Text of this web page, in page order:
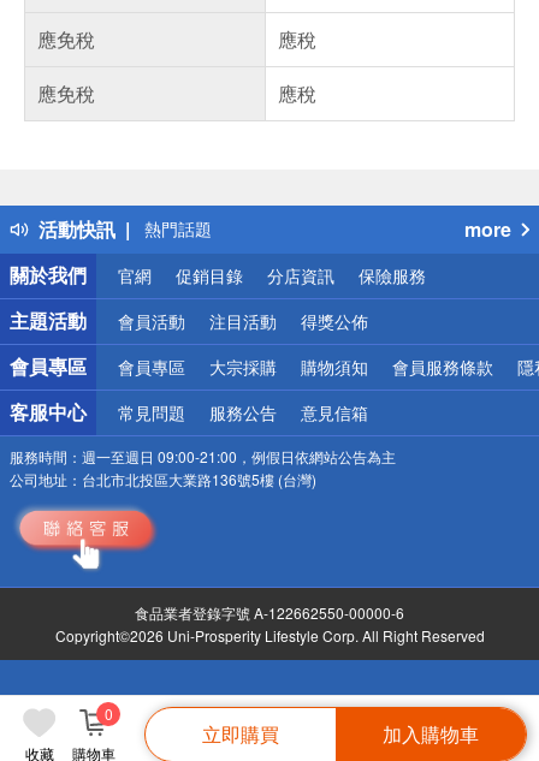
收藏 購物車
0
立即購買 加入購物車
應免稅
應稅
應免稅
應稅
活動快訊
得獎公告
熱門話題
銀行優惠
偏遠地區配送
詐騙網頁！請小心！
more
關於我們
官網 促銷目錄 分店資訊 保險服務
主題活動 會員活動 注目活動 得獎公佈
會員專區 會員專區 大宗採購 購物須知 會員服務條款 隱
客服中心 常見問題 服務公告 意見信箱
服務時間： 週一至週日 09:00-21:00，例假日依網站公告為主
公司地址： 台北市北投區大業路136號5樓 (台灣)
食品業者登錄字號 A-122662550-00000-6
Copyright©2026 Uni-Prosperity Lifestyle Corp. All Right Reserved